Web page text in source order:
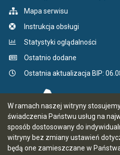
W ramach naszej witryny
świadczenia Państwu usług na
sposób dostosowany do
witryny bez zmiany ustawień
będą one zamieszczane w
Mapa serwisu
Instrukcja obsługi
Statystyki oglądalności
Ostatnio dodane
Ostatnia aktualizacja BIP: